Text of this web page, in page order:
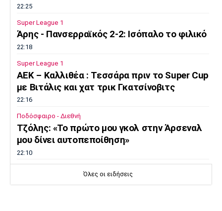
22:25
Super League 1
Άρης - Πανσερραϊκός 2-2: Ισόπαλο το φιλικό
22:18
Super League 1
ΑΕΚ – Kαλλιθέα : Τεσσάρα πριν το Super Cup
με Βιτάλις και χατ τρικ Γκατσίνοβιτς
22:16
Ποδόσφαιρο - Διεθνή
Τζόλης: «Το πρώτο μου γκολ στην Άρσεναλ
μου δίνει αυτοπεποίθηση»
22:10
Εθνική Κορασίδων: Νίκησε με 74-65 την
Όλες οι ειδήσεις